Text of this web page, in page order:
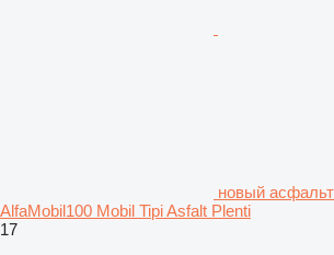
новый
AlfaMobil100 Mobil Tipi Asfalt Plenti
17